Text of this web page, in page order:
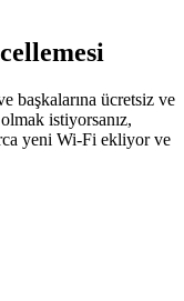
başkalarına ücretsiz ve
istiyorsanız,
yeni Wi-Fi ekliyor ve